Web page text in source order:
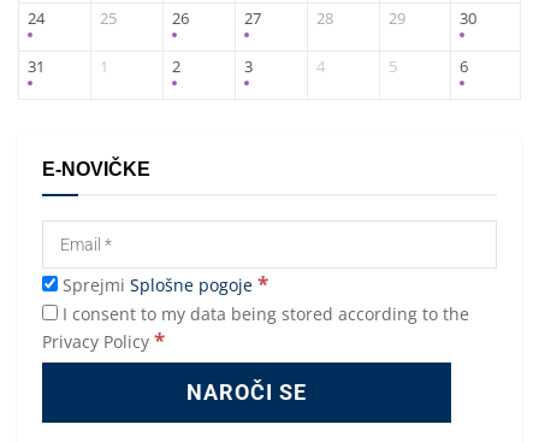
24 25 26 27 28 29 30
31 1 2 3 4 5 6
E-NOVIČKE
Sprejmi Splošne pogoje *
I consent to my data being stored according to the
Privacy Policy *